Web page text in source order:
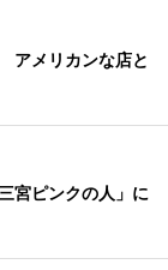
アメリカンな店と
宮ピンクの人」に